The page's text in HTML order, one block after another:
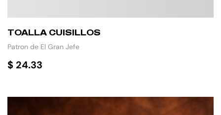
TOALLA CUISILLOS
Patron de El Gran Jefe
$ 24.33